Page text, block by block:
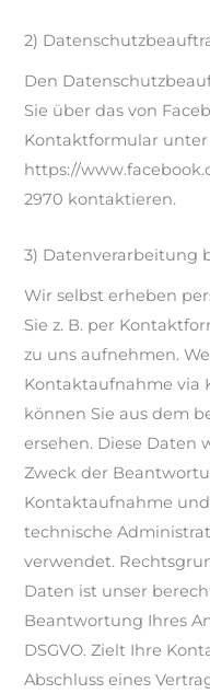
2)
Den
Sie über das von
Kontaktformular unter
https://
2970 kontaktieren.
3) Datenverarbeitung
Wir selbst erheben
Sie z. B. per
zu uns aufnehmen.
Kontaktaufnahme via
können Sie aus dem
ersehen. Diese Daten
Zweck der
Kontaktaufnahme
technische
verwendet.
Daten ist unser
Beantwortung Ihres
DSGVO. Zielt Ihre
Abschluss eines